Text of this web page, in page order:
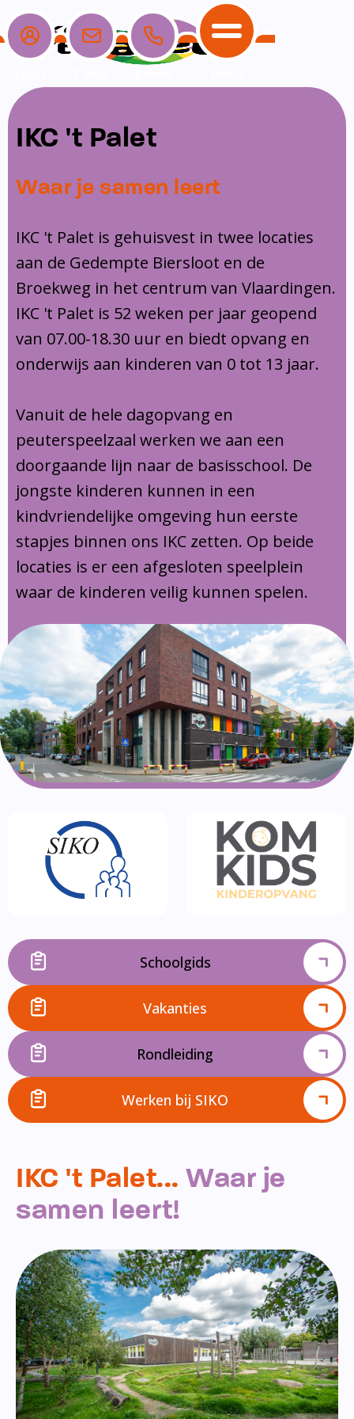
Home
School
Ons team
Schoolgids
Leerlingenzorg
Privacy
Vakanties en lesvrije dagen
Ouders
Ouders
Overblijf
Ouderraad
Medezeggenschapsraad
Klachtenregeling
Opvang
Opvang
Peuterspeelzaal
Buitenschoolse opvang
Communicatie
Communicatie
Contact
IKC 't Palet
Waar je samen leert
IKC 't Palet is gehuisvest in twee locaties
aan de Gedempte Biersloot en de
Broekweg in het centrum van Vlaardingen.
IKC 't Palet is 52 weken per jaar geopend
van 07.00-18.30 uur en biedt opvang en
onderwijs aan kinderen van 0 tot 13 jaar.
Vanuit de hele dagopvang en
peuterspeelzaal werken we aan een
doorgaande lijn naar de basisschool. De
jongste kinderen kunnen in een
kindvriendelijke omgeving hun eerste
stapjes binnen ons IKC zetten. Op beide
locaties is er een afgesloten speelplein
waar de kinderen veilig kunnen spelen.
Schoolgids
Vakanties
Rondleiding
Werken bij SIKO
IKC 't Palet... Waar je
samen leert!